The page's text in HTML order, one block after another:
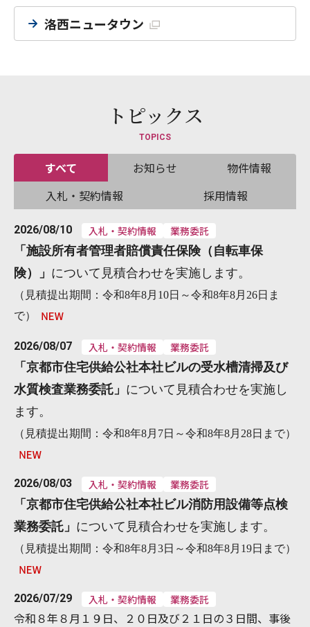
洛西ニュータウン
トピックス
TOPICS
すべて お知らせ
物件情報
入札・契約情報
採用情報
2026/08/10 入札・契約情報
業務委託
「 施設所有者管理者賠償責任保険（自転車保
険）
」 について見積合わせを実施します。
（見積提出期間：令和8年8月10日～令和8年8月26日ま
で）
2026/08/07 入札・契約情報
業務委託
「 京都市住宅供給公社本社ビルの受水槽清掃及び
水質検査業務委託 」 について見積合わせを実施し
ます。
（見積提出期間：令和8年8月7日～令和8年8月28日まで）
2026/08/03 入札・契約情報
業務委託
「 京都市住宅供給公社本社ビル消防用設備等点検
業務委託 」 について見積合わせを実施します。
（見積提出期間：令和8年8月3日～令和8年8月19日まで）
2026/07/29 入札・契約情報 業務委託
令和８年８月１９日、２０日及び２１日の３日間、事後